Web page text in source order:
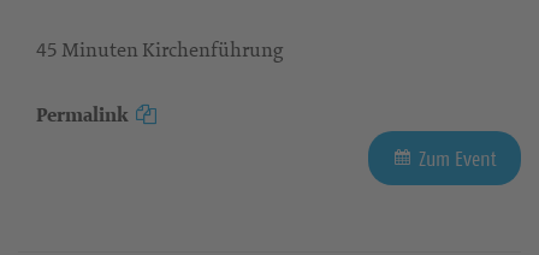
45 Minuten Kirchenführung
Permalink
Zum Event